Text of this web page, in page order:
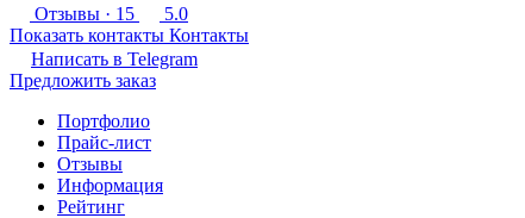
Отзывы · 15
5.0
Показать контакты Контакты
Написать в Telegram
Предложить заказ
Портфолио
Прайс-лист
Отзывы
Информация
Рейтинг